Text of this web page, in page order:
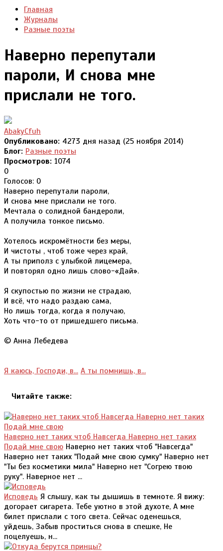
Главная
Журналы
Разные поэты
Наверно перепутали
пароли, И снова мне
прислали не того.
AbakyCfuh
Опубликовано: 4273 дня назад (25 ноября 2014)
Блог: Разные поэты
Просмотров: 1074
0
Голосов: 0
Наверно перепутали пароли,
И снова мне прислали не того.
Мечтала о солидной бандероли,
А получила тонкое письмо.
Хотелось искромётности без меры,
И чистоты , чтоб тоже через край,
А ты приполз с улыбкой лицемера,
И повторял одно лишь слово-«Дай».
Я скупостью по жизни не страдаю,
И всё, что надо раздаю сама,
Но лишь тогда, когда я получаю,
Хоть что-то от пришедшего письма.
© Анна Лебедева
Я каюсь, Господи, в... А ты помнишь, в...
Читайте также:
Наверно нет таких чтоб Навсегда Наверно нет таких
Подай мне свою Наверно нет таких чтоб "Навсегда"
Наверно нет таких "Подай мне свою сумку" Наверно нет
"Ты без косметики мила" Наверно нет "Согрею твою
руку". Наверное нет ...
Исповедь Я слышу, как ты дышишь в темноте. Я вижу:
догорает сигарета. Тебе уютно в этой духоте, А мне
билет прислали с того света. Сейчас оденешься,
уйдешь, Забыв проститься снова в спешке, Не
поцелуешь, н...